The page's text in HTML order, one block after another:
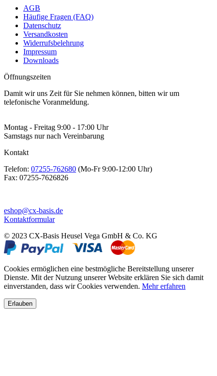
AGB
Häufige Fragen (FAQ)
Datenschutz
Versandkosten
Widerrufsbelehrung
Impressum
Downloads
Öffnungszeiten
Damit wir uns Zeit für Sie nehmen können, bitten wir um
telefonische Voranmeldung.
Montag - Freitag 9:00 - 17:00 Uhr
Samstags nur nach Vereinbarung
Kontakt
Telefon: 07255-762680 (Mo-Fr 9:00-12:00 Uhr)
Fax: 07255-7626826
eshop@cx-basis.de
Kontaktformular
© 2023 CX-Basis Heusel Vega GmbH & Co. KG
Cookies ermöglichen eine bestmögliche Bereitstellung unserer
Dienste. Mit der Nutzung unserer Website erklären Sie sich damit
einverstanden, dass wir Cookies verwenden. Mehr erfahren
Erlauben